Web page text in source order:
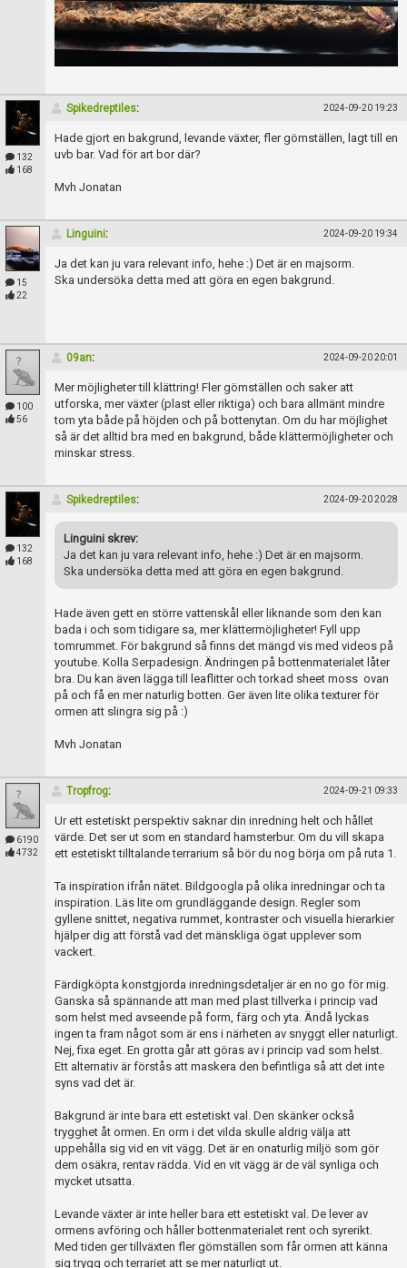
132
168
Spikedreptiles: 2024-09-20 19:23
Hade gjort en bakgrund, levande växter, fler gömställen, lagt till en
uvb bar. Vad för art bor där?
Mvh Jonatan
15
22
Linguini: 2024-09-20 19:34
Ja det kan ju vara relevant info, hehe :) Det är en majsorm.
Ska undersöka detta med att göra en egen bakgrund.
100
56
09an: 2024-09-20 20:01
Mer möjligheter till klättring! Fler gömställen och saker att
utforska, mer växter (plast eller riktiga) och bara allmänt mindre
tom yta både på höjden och på bottenytan. Om du har möjlighet
så är det alltid bra med en bakgrund, både klättermöjligheter och
minskar stress.
132
168
Spikedreptiles: 2024-09-20 20:28
Linguini skrev:
Ja det kan ju vara relevant info, hehe :) Det är en majsorm.
Ska undersöka detta med att göra en egen bakgrund.
Hade även gett en större vattenskål eller liknande som den kan
bada i och som tidigare sa, mer klättermöjligheter! Fyll upp
tomrummet. För bakgrund så finns det mängd vis med videos på
youtube. Kolla Serpadesign. Ändringen på bottenmaterialet låter
bra. Du kan även lägga till leaflitter och torkad sheet moss ovan
på och få en mer naturlig botten. Ger även lite olika texturer för
ormen att slingra sig på :)
Mvh Jonatan
6190
4732
Tropfrog: 2024-09-21 09:33
Ur ett estetiskt perspektiv saknar din inredning helt och hållet
värde. Det ser ut som en standard hamsterbur. Om du vill skapa
ett estetiskt tilltalande terrarium så bör du nog börja om på ruta 1.
Ta inspiration ifrån nätet. Bildgoogla på olika inredningar och ta
inspiration. Läs lite om grundläggande design. Regler som
gyllene snittet, negativa rummet, kontraster och visuella hierarkier
hjälper dig att förstå vad det mänskliga ögat upplever som
vackert.
Färdigköpta konstgjorda inredningsdetaljer är en no go för mig.
Ganska så spännande att man med plast tillverka i princip vad
som helst med avseende på form, färg och yta. Ändå lyckas
ingen ta fram något som är ens i närheten av snyggt eller naturligt.
Nej, fixa eget. En grotta går att göras av i princip vad som helst.
Ett alternativ är förstås att maskera den befintliga så att det inte
syns vad det är.
Bakgrund är inte bara ett estetiskt val. Den skänker också
trygghet åt ormen. En orm i det vilda skulle aldrig välja att
uppehålla sig vid en vit vägg. Det är en onaturlig miljö som gör
dem osäkra, rentav rädda. Vid en vit vägg är de väl synliga och
mycket utsatta.
Levande växter är inte heller bara ett estetiskt val. De lever av
ormens avföring och håller bottenmaterialet rent och syrerikt.
Med tiden ger tillväxten fler gömställen som får ormen att känna
sig trygg och terrariet att se mer naturligt ut.